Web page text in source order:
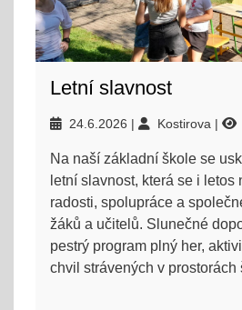
Letní slavnost
24.6.2026 Kostirova
Na naší základní škole se
letní slavnost, která se i letos
radosti, spolupráce a
žáků a učitelů. Slunečné
pestrý program plný her,
chvil strávených v prostorách